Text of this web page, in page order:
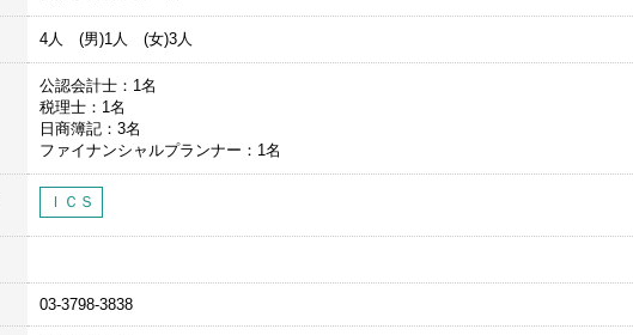
4人 (男)1人 (女)3人
公認会計士
1名
税理士
1名
日商簿記
3名
ファイナンシャルプランナー
1名
ＩＣＳ
03-3798-3838